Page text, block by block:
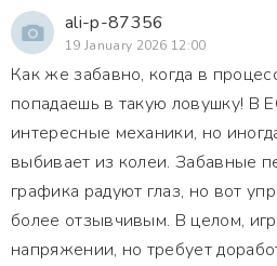
ali-p-87356
19 January 2026 12:00
Как же забавно, когда в
попадаешь в такую ловушку! В
интересные механики, но
выбивает из колеи. Забавные
графика радуют глаз, но вот
более отзывчивым. В целом,
напряжении, но требует